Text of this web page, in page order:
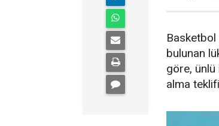
Basketbol
bulunan
göre, ünlü
alma